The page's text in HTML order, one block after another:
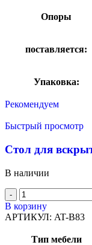
Опоры
поставляется:
Упаковка:
Рекомендуем
Быстрый просмотр
Стол для
В наличии
В корзину
АРТИКУЛ: AT-B83
Тип мебели